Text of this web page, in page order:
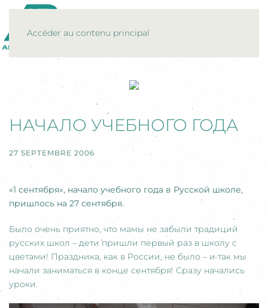
Accéder au contenu principal
НАЧАЛО УЧЕБНОГО ГОДА
27 SEPTEMBRE 2006
«1 сентября», начало учебного года в Русской школе,
пришлось на 27 сентября.
Было очень приятно, что мамы не забыли традиций
русских школ – дети пришли первый раз в школу с
цветами! Праздника, как в России, не было – и так мы
начали заниматься в конце сентября! Сразу начались
уроки.